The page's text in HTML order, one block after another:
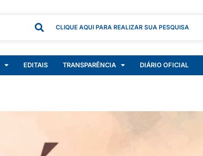
CLIQUE AQUI PARA REALIZAR SUA PESQUISA
EDITAIS TRANSPARÊNCIA DIÁRIO OFICIAL